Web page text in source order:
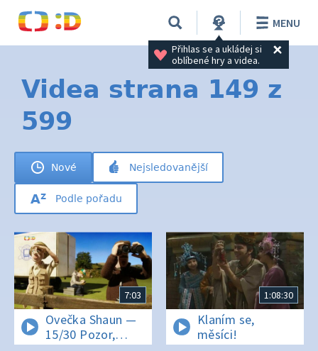
Přihlas se a ukládej si
oblíbené hry a videa.
MENU
Videa strana 149 z
599
Nové Nejsledovanější
Podle pořadu
7:03
Ovečka Shaun —
15/30 Pozor,
1:08:30
Klaním se,
měsíci!